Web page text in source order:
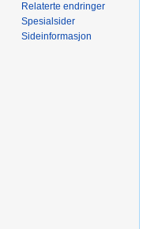
Relaterte endringer
Spesialsider
Sideinformasjon